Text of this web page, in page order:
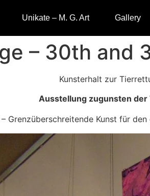
Unikate – M. G. Art Gallery
– 30th and
Kunsterhalt zur
Ausstellung zugunsten der
Grenzüberschreitende Kunst für